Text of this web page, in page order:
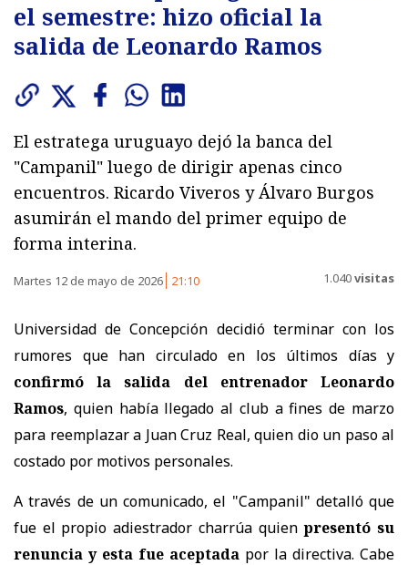
el semestre: hizo oficial la
salida de Leonardo Ramos
El estratega uruguayo dejó la banca del
"Campanil" luego de dirigir apenas cinco
encuentros. Ricardo Viveros y Álvaro Burgos
asumirán el mando del primer equipo de
forma interina.
Martes 12 de mayo de 2026 21:10 1.040visitas
Universidad de Concepción decidió terminar con los
rumores que han circulado en los últimos días y
confirmó la salida del entrenador Leonardo
Ramos, quien había llegado al club a fines de marzo
para reemplazar a Juan Cruz Real, quien dio un paso al
costado por motivos personales.
A través de un comunicado, el "Campanil" detalló que
fue el propio adiestrador charrúa quienpresentó su
renuncia y esta fue aceptada por la directiva. Cabe